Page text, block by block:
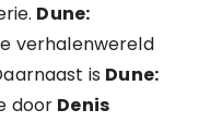
Dune:
verhalenwereld
is Dune:
door Denis